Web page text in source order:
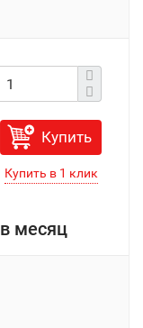
Купить
в месяц